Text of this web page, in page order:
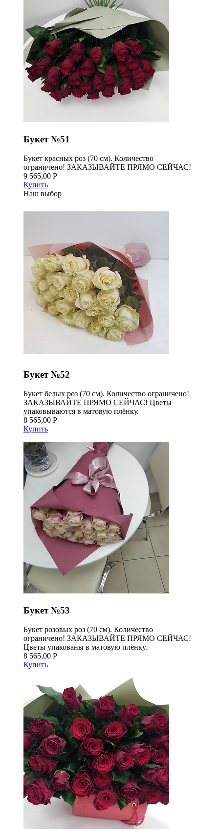
Букет №51
Букет красных роз (70 см). Количество
ограничено! ЗАКАЗЫВАЙТЕ ПРЯМО СЕЙЧАС!
9 565,00 Р
Купить
Наш выбор
Букет №52
Букет белых роз (70 см). Количество ограничено!
ЗАКАЗЫВАЙТЕ ПРЯМО СЕЙЧАС! Цветы
упаковываются в матовую плёнку.
8 565,00 Р
Купить
Букет №53
Букет розовых роз (70 см). Количество
ограничено! ЗАКАЗЫВАЙТЕ ПРЯМО СЕЙЧАС!
Цветы упакованы в матовую плёнку.
8 565,00 Р
Купить